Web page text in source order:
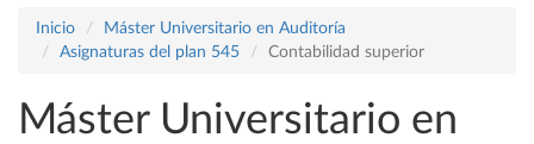
Inicio
Máster Universitario en Auditoría
Asignaturas del plan 545
Contabilidad superior
Máster Universitario en